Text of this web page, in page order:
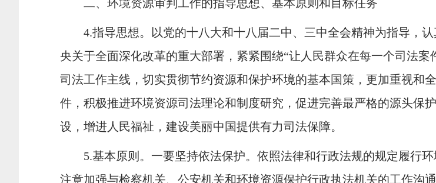
二、环境资源审判工作的指导思想、基本原则和目标任务
4.指导思想。以党的十八大和十八届二中、三中全会精神为指导，
央关于全面深化改革的重大部署，紧紧围绕“让人民群众在每一个司法
司法工作主线，切实贯彻节约资源和保护环境的基本国策，更加重视和
件，积极推进环境资源司法理论和制度研究，促进完善最严格的源头保
设，增进人民福祉，建设美丽中国提供有力司法保障。
5.基本原则。一要坚持依法保护。依照法律和行政法规的规定履行
注意加强与检察机关、公安机关和环境资源保护行政执法机关的工作沟